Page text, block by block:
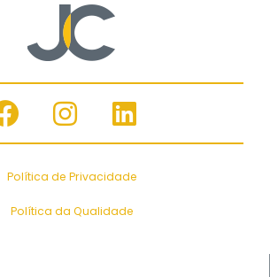
Política de Privacidade
Política da Qualidade